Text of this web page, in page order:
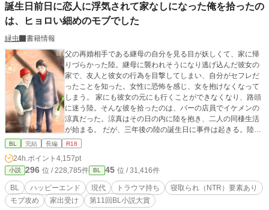
誕生日前日に恋人に浮気されて家なしになった俺を拾ったの
は、ヒョロい細めのモブでした
緑虫
書籍情報
父の再婚相手である継母の自分を見る目が妖しくて、家に帰
りづらかった陸。継母に襲われそうになり逃げ込んだ彼女の
家で、友人と彼女の行為を目撃してしまい、自分がセフレだ
ったことを知った。女性に恐怖を感じ、女を抱けなくなって
しまう。 家にも彼女の元にも行くことができなくなり、路頭
に迷う陸。そんな彼を拾ったのは、バーの店員でイケメンの
涼真だった。涼真はその日の内に陸を抱き、二人の同棲生活
が始まる。 だが、三年後の陸の誕生日に事件は起きる。陸が
バイトをしているコンビニからケーキを買って帰ると、涼真
ラウマを再び見せられた陸は、耐え切れず荷物をまとめて家
を飛び出す。 雪の中行くあてもなく困った陸は、ひと晩の宿
を求めてコンビニの休憩室を目指す。 その日に深夜シフトに
入っていたのは、大学生のひょろい細めの細木史也。史也は
泣いてしまった陸の話を聞いて、同居を申し出る。 困ってい
BL 完結 長編 R18
24h.ポイント 4,157pt
小説 296 位 / 228,785件 BL 45 位 / 31,416件
BL ハッピーエンド 現代 トラウマ持ち
寝取られ（NTR）要素あり
モブ攻め
家出受け 第11回BL小説大賞